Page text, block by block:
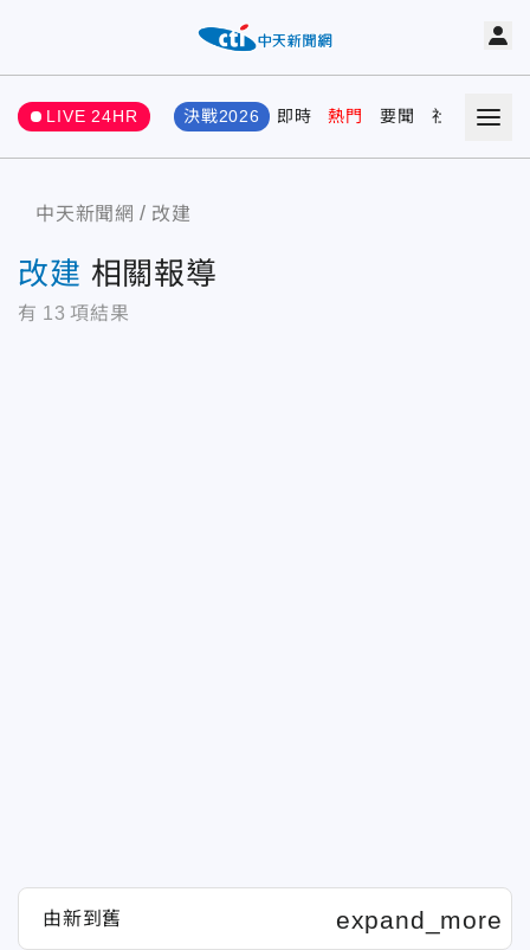
LIVE 24HR 決戰2026 即時 熱門 要聞 社會 娛樂
中天新聞網 改建
改建 相關報導
有 13 項結果